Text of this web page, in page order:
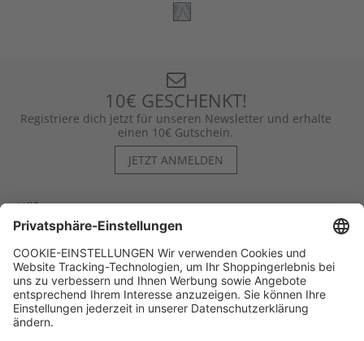
10€ GESCHENKT!
Registriere dich jetzt für unseren Newsletter und erhalte
einen 10€ Gutschein.
JETZT ANMELDEN
Hilfe
Kontakt
Kategorien